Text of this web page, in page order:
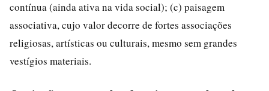
contínua (ainda ativa na vida social); (c) paisagem
associativa, cujo valor decorre de fortes associações
religiosas, artísticas ou culturais, mesmo sem grandes
vestígios materiais.